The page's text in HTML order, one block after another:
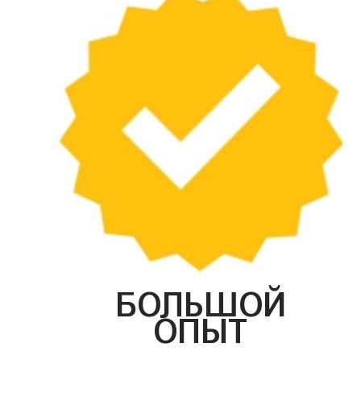
БОЛЬШОЙ
ОПЫТ